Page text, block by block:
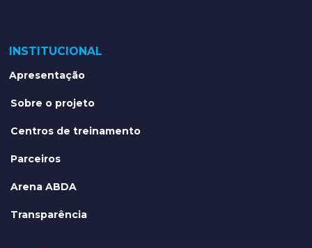
INSTITUCIONAL
Apresentação
Sobre o projeto
Centros de treinamento
Parceiros
Arena ABDA
Transparência